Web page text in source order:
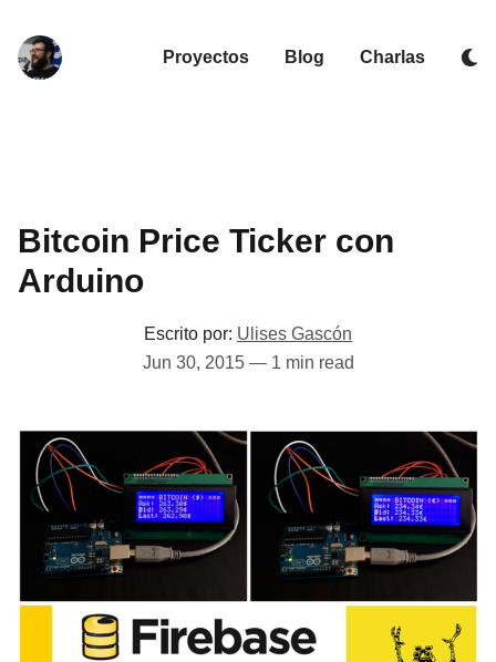
Proyectos Blog Charlas
Bitcoin Price Ticker con
Arduino
Escrito por: Ulises Gascón
Jun 30, 2015— 1 min read